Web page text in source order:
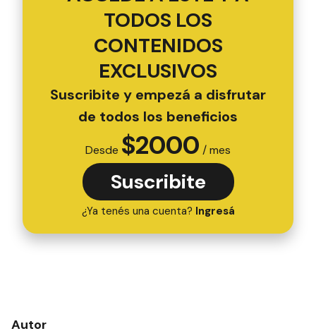
TODOS LOS
CONTENIDOS
EXCLUSIVOS
Suscribite y empezá a disfrutar
de todos los beneficios
Desde $2000 / mes
Suscribite
¿Ya tenés una cuenta? Ingresá
Autor